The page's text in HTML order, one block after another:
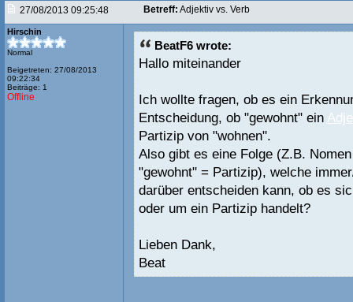
27/08/2013 09:25:48 Betreff: Adjektiv vs. Verb
Hirschin
Normal
Beigetreten: 27/08/2013
09:22:34
Beiträge: 1
Offline
BeatF6 wrote:
Hallo miteinander
Ich wollte fragen, ob es ein
Entscheidung, ob "gewohnt" ein
Partizip von "wohnen".
Also gibt es eine Folge (Z.B.
"gewohnt" = Partizip), welche
darüber entscheiden kann, ob es
oder um ein Partizip handelt?
Lieben Dank,
Beat